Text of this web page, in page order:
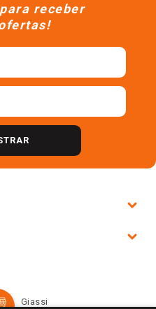
receber
Giassi